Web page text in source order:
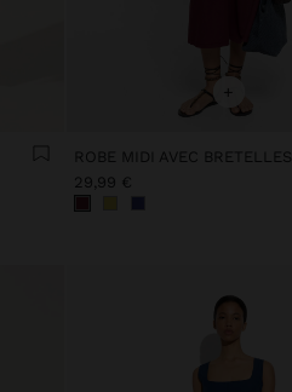
+
ROBE MIDI AVEC BRETELLES
29,99 €